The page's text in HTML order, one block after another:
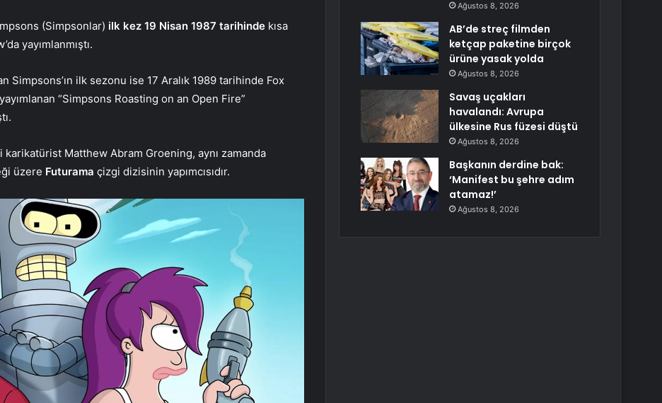
(Simpsonlar) ilk kez 19 Nisan 1987 tarihinde kısa
yayımlanmıştı.
Simpsons’ın ilk sezonu ise 17 Aralık 1989 tarihinde Fox
“Simpsons Roasting on an Open Fire”
karikatürist Matthew Abram Groening, aynı zamanda
üzere Futurama çizgi dizisinin yapımcısıdır.
Ağustos 8, 2026
AB’de streç filmden
ketçap paketine birçok
ürüne yasak yolda
Ağustos 8, 2026
Savaş uçakları
havalandı: Avrupa
ülkesine Rus füzesi düştü
Ağustos 8, 2026
Başkanın derdine bak:
‘Manifest bu şehre adım
atamaz!’
Ağustos 8, 2026